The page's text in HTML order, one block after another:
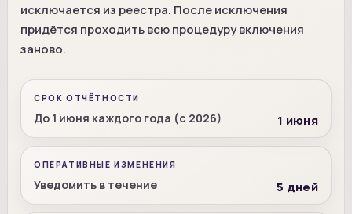
исключается из реестра. После исключения
придётся проходить всю процедуру включения
заново.
СРОК ОТЧЁТНОСТИ
До 1 июня каждого года (с 2026) 1 июня
ОПЕРАТИВНЫЕ ИЗМЕНЕНИЯ
Уведомить в течение 5 дней